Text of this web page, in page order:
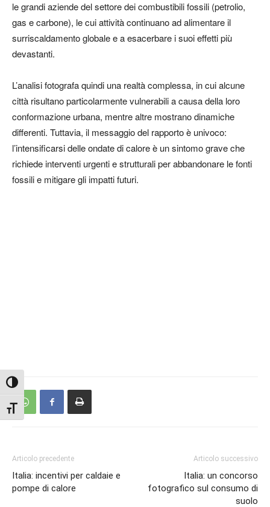
Attiva/disattiva alto contrasto
Attiva/disattiva dimensione testo
le grandi aziende del settore dei combustibili fossili (petrolio,
gas e carbone), le cui attività continuano ad alimentare il
surriscaldamento globale e a esacerbare i suoi effetti più
devastanti.
L’analisi fotografa quindi una realtà complessa, in cui alcune
città risultano particolarmente vulnerabili a causa della loro
conformazione urbana, mentre altre mostrano dinamiche
differenti. Tuttavia, il messaggio del rapporto è univoco:
l’intensificarsi delle ondate di calore è un sintomo grave che
richiede interventi urgenti e strutturali per abbandonare le fonti
fossili e mitigare gli impatti futuri.
Articolo precedente
Italia: incentivi per caldaie e
pompe di calore
Articolo successivo
Italia: un concorso
fotografico sul consumo di
suolo